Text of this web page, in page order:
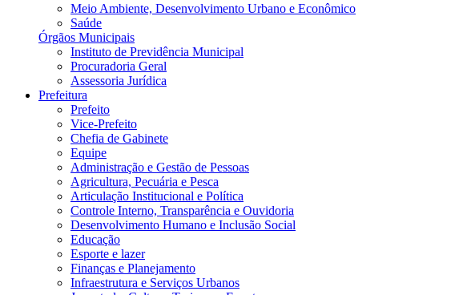
Meio Ambiente, Desenvolvimento Urbano e Econômico
Saúde
Órgãos Municipais
Instituto de Previdência Municipal
Procuradoria Geral
Assessoria Jurídica
Prefeitura
Prefeito
Vice-Prefeito
Chefia de Gabinete
Equipe
Administração e Gestão de Pessoas
Agricultura, Pecuária e Pesca
Articulação Institucional e Política
Controle Interno, Transparência e Ouvidoria
Desenvolvimento Humano e Inclusão Social
Educação
Esporte e lazer
Finanças e Planejamento
Infraestrutura e Serviços Urbanos